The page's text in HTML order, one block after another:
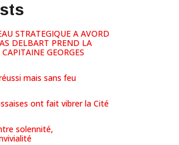
STRATEGIQUE A AVORD
DELBART PREND LA
GEORGES
mais sans feu
ont fait vibrer la Cité
solennité,